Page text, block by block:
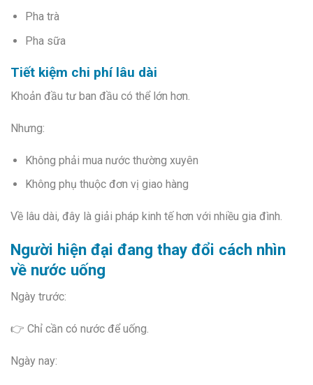
Pha trà
Pha sữa
Tiết kiệm chi phí lâu dài
Khoản đầu tư ban đầu có thể lớn hơn.
Nhưng:
Không phải mua nước thường xuyên
Không phụ thuộc đơn vị giao hàng
Về lâu dài, đây là giải pháp kinh tế hơn với nhiều gia đình.
Người hiện đại đang thay đổi cách nhìn
về nước uống
Ngày trước:
👉 Chỉ cần có nước để uống.
Ngày nay: